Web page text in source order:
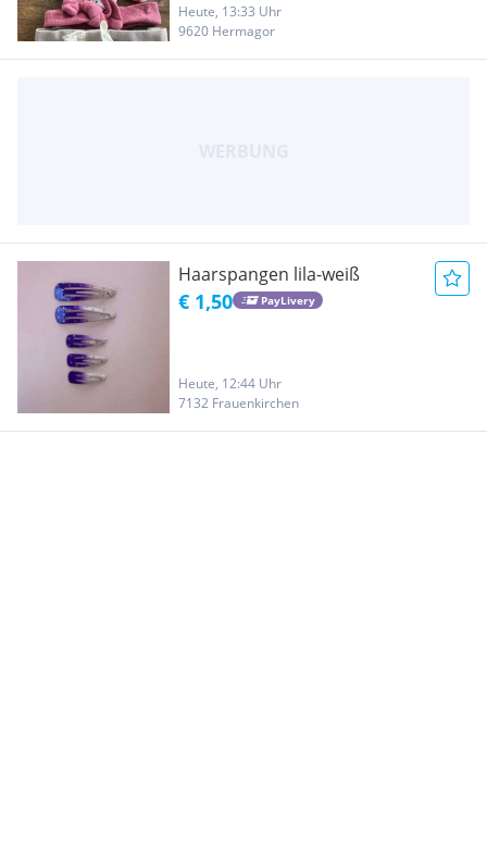
Heute, 13:33 Uhr
9620 Hermagor
Haarspangen lila-weiß
€ 1,50 PayLivery
Heute, 12:44 Uhr
7132 Frauenkirchen